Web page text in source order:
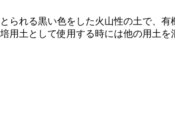
られる黒い色をした火山性の土で、有
用土として使用する時には他の用土を